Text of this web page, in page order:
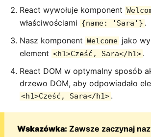
React wywołuje komponent
właściwościami {name: 'Sara'} .
Nasz komponent Welcome jako
element <h1>Cześć, Sara</h1> .
React DOM w optymalny sposób
drzewo DOM, aby odpowiadało
<h1>Cześć, Sara</h1> .
Wskazówka: Zawsze zaczynaj